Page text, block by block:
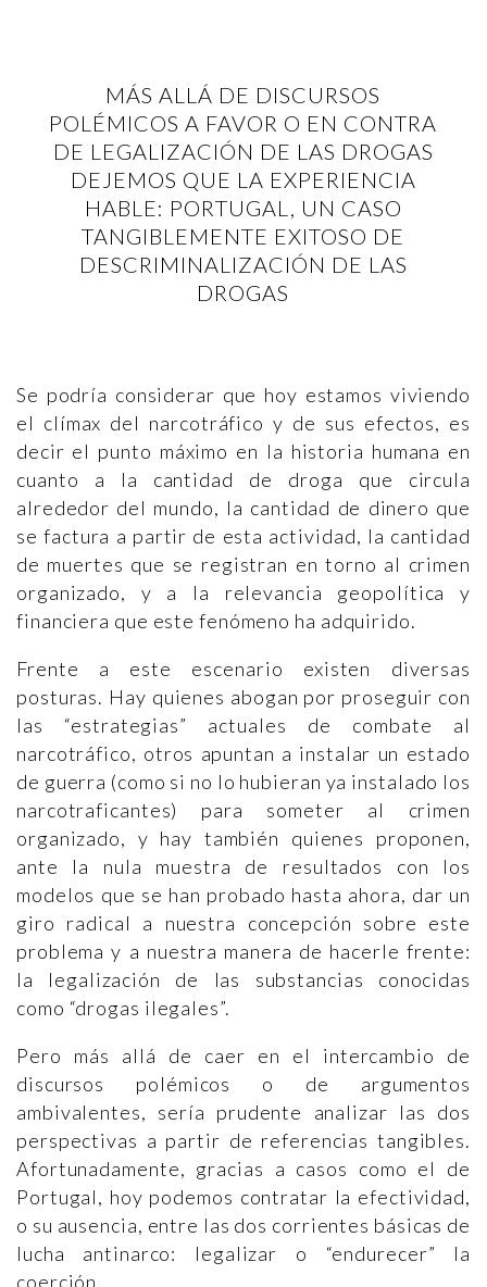
MÁS ALLÁ DE DISCURSOS
POLÉMICOS A FAVOR O EN CONTRA
DE LEGALIZACIÓN DE LAS DROGAS
DEJEMOS QUE LA EXPERIENCIA
HABLE: PORTUGAL, UN CASO
TANGIBLEMENTE EXITOSO DE
DESCRIMINALIZACIÓN DE LAS
DROGAS
Se podría considerar que hoy estamos viviendo
el clímax del narcotráfico y de sus efectos, es
decir el punto máximo en la historia humana en
cuanto a la cantidad de droga que circula
alrededor del mundo, la cantidad de dinero que
se factura a partir de esta actividad, la cantidad
de muertes que se registran en torno al crimen
organizado, y a la relevancia geopolítica y
financiera que este fenómeno ha adquirido.
Frente a este escenario existen diversas
posturas. Hay quienes abogan por proseguir con
las “estrategias” actuales de combate al
narcotráfico, otros apuntan a instalar un estado
de guerra (como si no lo hubieran ya instalado los
narcotraficantes) para someter al crimen
organizado, y hay también quienes proponen,
ante la nula muestra de resultados con los
modelos que se han probado hasta ahora, dar un
giro radical a nuestra concepción sobre este
problema y a nuestra manera de hacerle frente:
la legalización de las substancias conocidas
como “drogas ilegales”.
Pero más allá de caer en el intercambio de
discursos polémicos o de argumentos
ambivalentes, sería prudente analizar las dos
perspectivas a partir de referencias tangibles.
Afortunadamente, gracias a casos como el de
Portugal, hoy podemos contratar la efectividad,
o su ausencia, entre las dos corrientes básicas de
lucha antinarco: legalizar o “endurecer” la
coerción.